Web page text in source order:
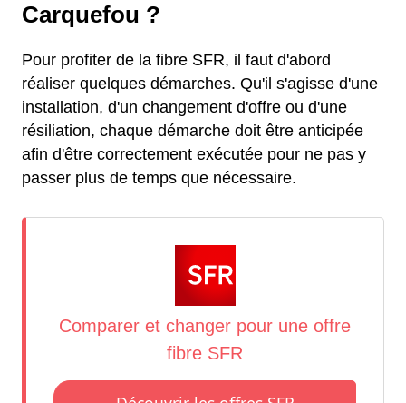
Carquefou ?
Pour profiter de la fibre SFR, il faut d'abord
réaliser quelques démarches. Qu'il s'agisse d'une
installation, d'un changement d'offre ou d'une
résiliation, chaque démarche doit être anticipée
afin d'être correctement exécutée pour ne pas y
passer plus de temps que nécessaire.